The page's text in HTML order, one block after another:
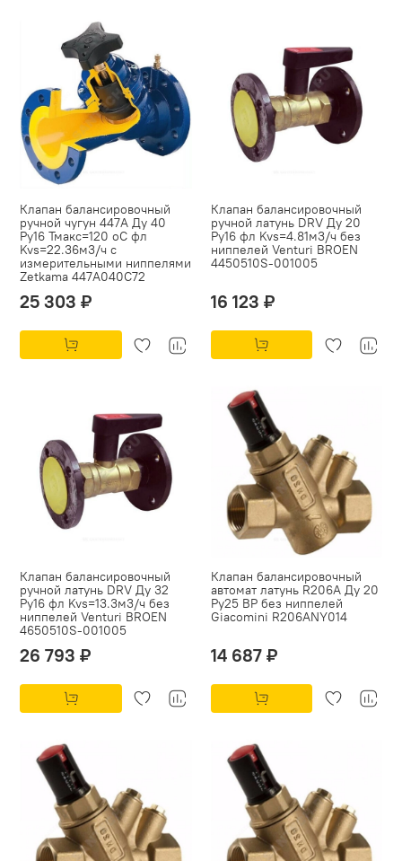
Клапан балансировочный
ручной чугун 447A Ду 40
Ру16 Тмакс=120 оС фл
Kvs=22.36м3/ч с
измерительными ниппелями
Zetkama 447A040C72
25 303 ₽
Клапан балансировочный
ручной латунь DRV Ду 20
Ру16 фл Kvs=4.81м3/ч без
ниппелей Venturi BROEN
4450510S-001005
16 123 ₽
Клапан балансировочный
ручной латунь DRV Ду 32
Ру16 фл Kvs=13.3м3/ч без
ниппелей Venturi BROEN
4650510S-001005
26 793 ₽
Клапан балансировочный
автомат латунь R206A Ду 20
Ру25 ВР без ниппелей
Giacomini R206ANY014
14 687 ₽